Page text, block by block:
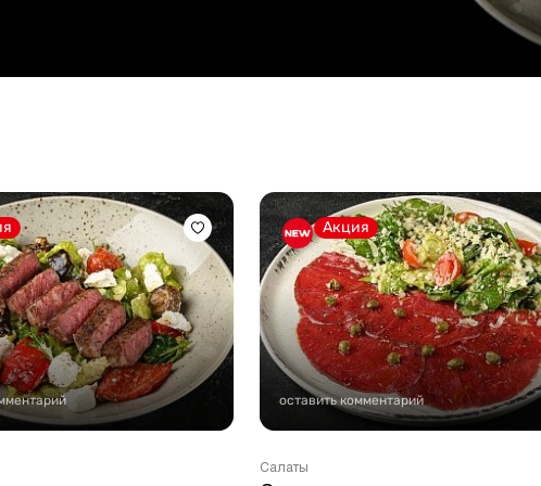
Стейки Спешл
Стейк Боксы
Акция
оставить комментарий
Салаты